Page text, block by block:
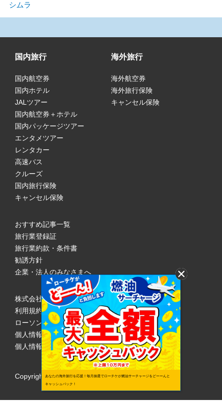
シムラ
国内旅行
国内航空券
国内ホテル
JALツアー
国内航空券＋ホテル
国内パッケージツアー
エンタメツアー
レンタカー
高速バス
クルーズ
国内旅行保険
キャンセル保険
海外旅行
海外航空券
海外旅行保険
キャンセル保険
おすすめ記事一覧
旅行業登録証
旅行業約款・条件書
勧誘方針
企業・法人のみなさまへ
株式会社ローソンエンタテインメント
利用規約
ローソンWEB会員規約
個人情報の取り扱いについて
個人情報保護方針
Copyright © 1998 Lawson Entertainment, Inc.
あなたの海外旅行を応援！毎月抽選でローチケが燃油サーチャージをどーーんと
キャッシュバック！